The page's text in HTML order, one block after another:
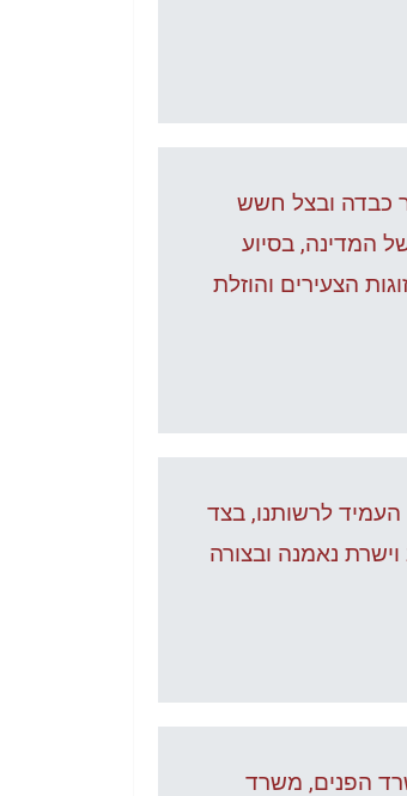
כבדה ובצל חשש
דרקוניים של המדינה, בסיוע
הצעירים והוזלת
לרשותנו, בצד
וישרת נאמנה ובצורה
הפנים, משרד